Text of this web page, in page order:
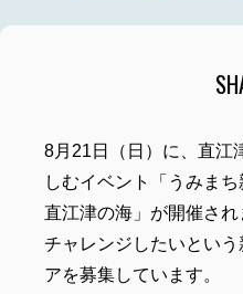
8月21日（日）に、直江
しむイベント「うみま
直江津の海」が開催さ
チャレンジしたいとい
アを募集しています。